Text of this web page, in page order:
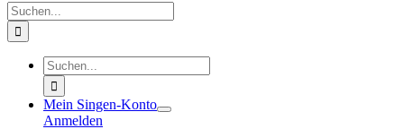
Suche
nach:
Suche
nach:
Mein Singen-Konto
Anmelden